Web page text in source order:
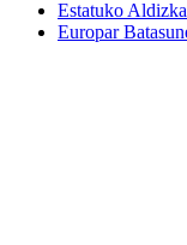
Estatuko
Europar